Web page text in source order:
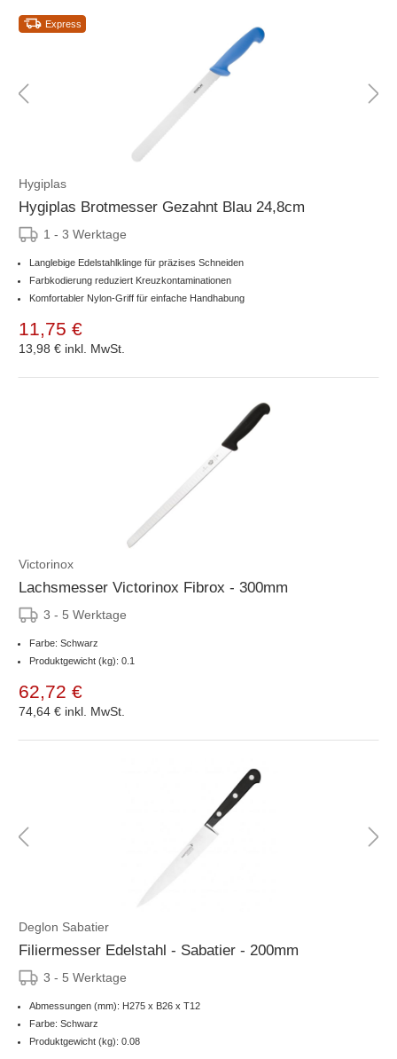
Express
Hygiplas
Hygiplas Brotmesser Gezahnt Blau 24,8cm
1 - 3 Werktage
Langlebige Edelstahlklinge für präzises Schneiden
Farbkodierung reduziert Kreuzkontaminationen
Komfortabler Nylon-Griff für einfache Handhabung
11,75 €
13,98 € inkl. MwSt.
Victorinox
Lachsmesser Victorinox Fibrox - 300mm
3 - 5 Werktage
Farbe: Schwarz
Produktgewicht (kg): 0.1
62,72 €
74,64 € inkl. MwSt.
Deglon Sabatier
Filiermesser Edelstahl - Sabatier - 200mm
3 - 5 Werktage
Abmessungen (mm): H275 x B26 x T12
Farbe: Schwarz
Produktgewicht (kg): 0.08